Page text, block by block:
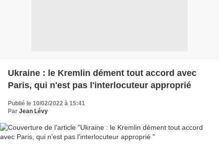
Ukraine : le Kremlin dément tout accord avec
Paris, qui n'est pas l'interlocuteur approprié
Publié le 10/02/2022 à 15:41
Par Jean Lévy